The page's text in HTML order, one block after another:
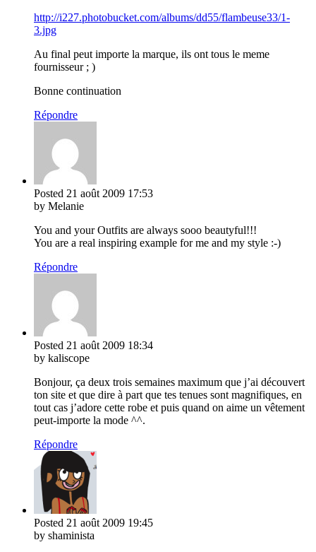
http://i227.photobucket.com/albums/dd55/flambeuse33/1-
3.jpg
Au final peut importe la marque, ils ont tous le meme
fournisseur ; )
Bonne continuation
Répondre
Posted 21 août 2009 17:53
by Melanie
You and your Outfits are always sooo beautyful!!!
You are a real inspiring example for me and my style :-)
Répondre
Posted 21 août 2009 18:34
by kaliscope
Bonjour, ça deux trois semaines maximum que j’ai découvert
ton site et que dire à part que tes tenues sont magnifiques, en
tout cas j’adore cette robe et puis quand on aime un vêtement
peut-importe la mode ^^.
Répondre
Posted 21 août 2009 19:45
by shaminista